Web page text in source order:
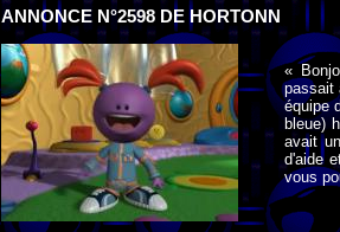
ANNONCE N°2598 DE HORTONN
«
passait
équipe
bleue)
avait
d'aide
vous